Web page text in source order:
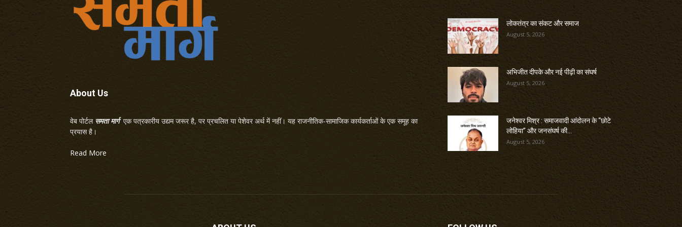
About Us
वेब पोर्टल समता मार्गएक पत्रकारीय उद्यम जरूर है, पर प्रचलित या पेशेवर अर्थ में नहीं। यह राजनीतिक-सामाजिक कार्यकर्ताओं के एक समूह का
प्रयास है।
Read More
लोकतंत्र का संकट और समाज
August 5, 2026
अभिजीत दीपके और नई पीढ़ी का संघर्ष
August 5, 2026
जनेश्वर मिश्र : समाजवादी आंदोलन के “छोटे
लोहिया” और जनसंघर्ष की...
August 5, 2026